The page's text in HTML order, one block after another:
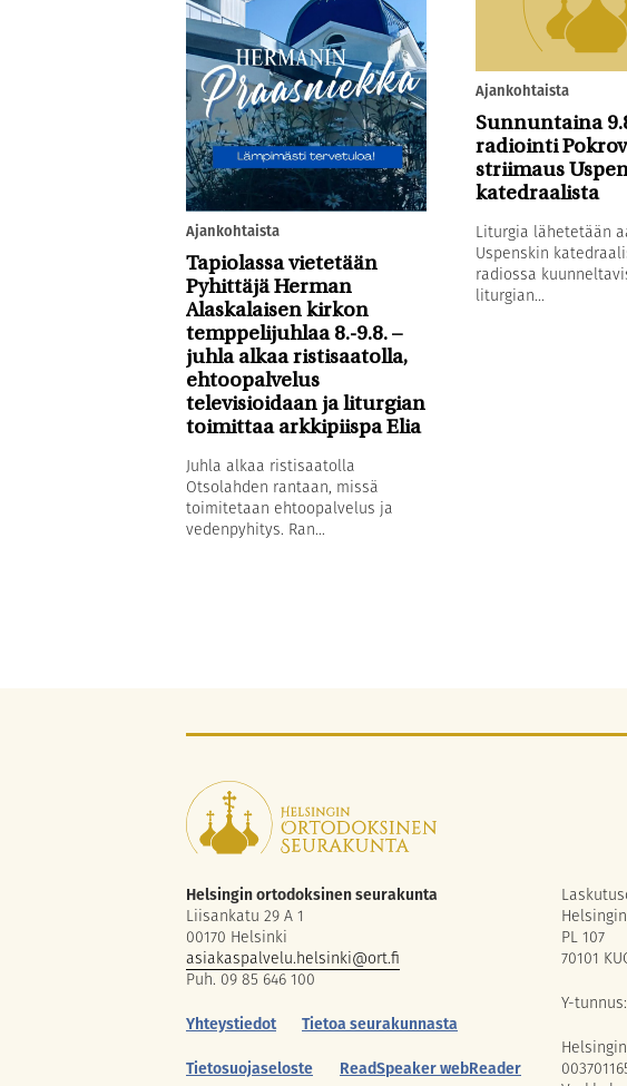
Ajankohtaista
Tapiolassa vietetään
Pyhittäjä Herman
Alaskalaisen kirkon
temppelijuhlaa 8.-9.8. –
juhla alkaa ristisaatolla,
ehtoopalvelus
televisioidaan ja liturgian
toimittaa arkkipiispa Elia
Juhla alkaa ristisaatolla
Otsolahden rantaan, missä
toimitetaan ehtoopalvelus ja
vedenpyhitys. Ran...
Ajankohtaista
Sunnuntaina
radiointi
striimaus
katedraalista
Liturgia lähetetään
Uspenskin
radiossa
liturgian...
Helsingin ortodoksinen seurakunta
Liisankatu 29 A 1
00170 Helsinki
asiakaspalvelu.helsinki@ort.fi
Puh. 09 85 646 100
Yhteystiedot
Tietoa seurakunnasta
Tietosuojaseloste
ReadSpeaker webReader
PL 107
70101
Y-